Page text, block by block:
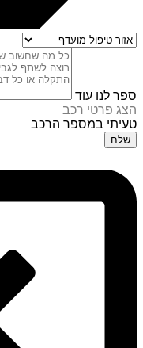
ספר לנו עוד
הצג פרטי רכב
טעיתי במספר הרכב
שלח